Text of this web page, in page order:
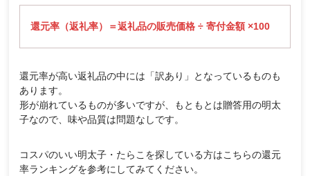
還元率（返礼率）＝返礼品の販売価格 ÷ 寄付金額 ×100
還元率が高い返礼品の中には「訳あり」となっているものも
あります。
形が崩れているものが多いですが、もともとは贈答用の明太
子なので、味や品質は問題なしです。
コスパのいい明太子・たらこを探している方はこちらの還元
率ランキングを参考にしてみてください。